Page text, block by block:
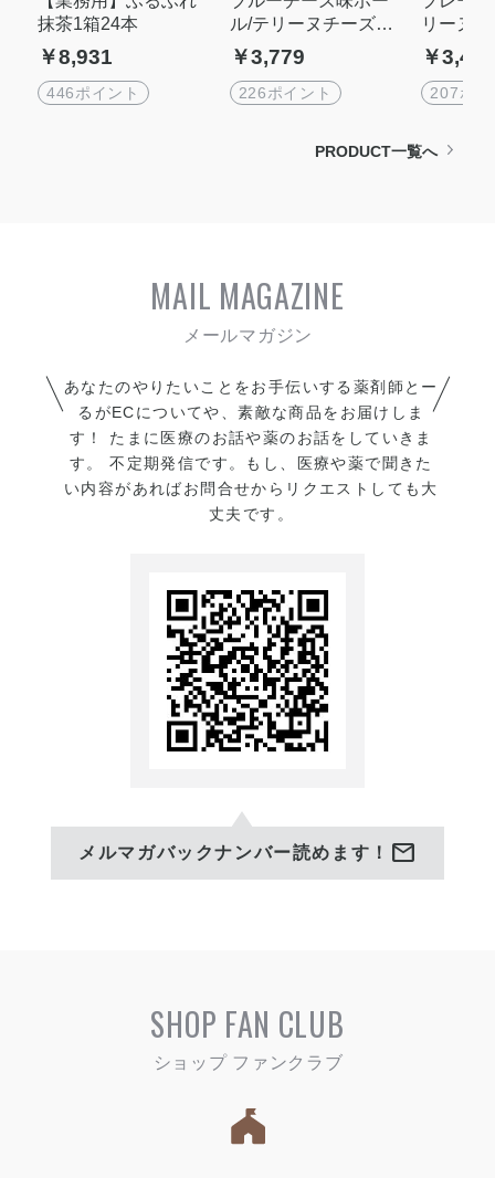
抹茶1箱24本
￥8,931
446ポイント
ル/テリーヌチーズ☆
まるでチーズ☆北海
道チーズ使用『グル
テンフリー』
￥3,779
226ポイント
リーヌ
でチー
ーズ使
フリー』
￥
207ポイ
PRODUCT一覧へ
MAIL MAGAZINE
あなたのやりたいことをお手伝いする薬剤師とー
るがECについてや、素敵な商品をお届けしま
す！ たまに医療のお話や薬のお話をしていきま
す。 不定期発信です。もし、医療や薬で聞きた
い内容があればお問合せからリクエストしても大
丈夫です。
メルマガバックナンバー読めます！ mail
SHOP FAN CLUB